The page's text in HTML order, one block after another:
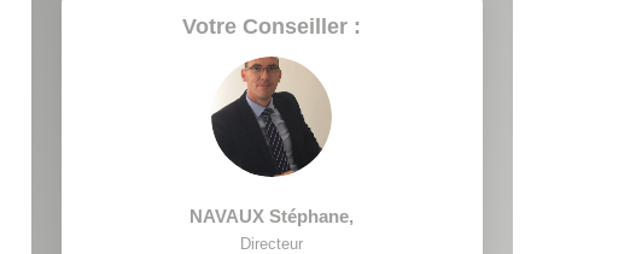
Votre Conseiller :
NAVAUX Stéphane,
Directeur